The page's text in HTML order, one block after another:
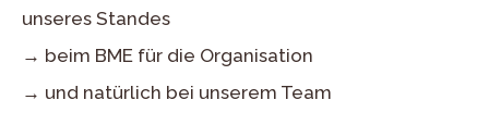
unseres Standes
→ beim BME für die Organisation
→ und natürlich bei unserem Team